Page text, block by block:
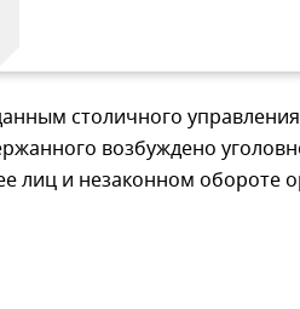
столичного
возбуждено
лиц и незаконном обороте